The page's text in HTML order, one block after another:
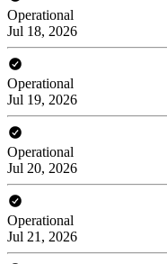
Operational
Jul 18, 2026
Operational
Jul 19, 2026
Operational
Jul 20, 2026
Operational
Jul 21, 2026